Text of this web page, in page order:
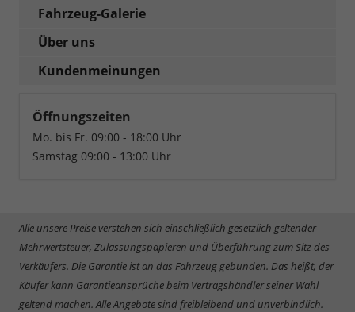
Fahrzeug-Galerie
Über uns
Kundenmeinungen
Öffnungszeiten
Mo. bis Fr. 09:00 - 18:00 Uhr
Samstag 09:00 - 13:00 Uhr
Alle unsere Preise verstehen sich einschließlich gesetzlich geltender
Mehrwertsteuer, Zulassungspapieren und Überführung zum Sitz des
Verkäufers. Die Garantie ist an das Fahrzeug gebunden. Das heißt, der
Käufer kann Garantieansprüche beim Vertragshändler seiner Wahl
geltend machen. Alle Angebote sind freibleibend und unverbindlich.